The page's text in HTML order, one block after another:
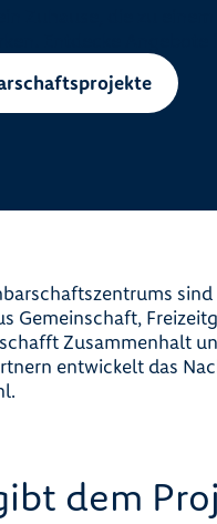
Gemeinschaft,
Zusammenhalt
entwickelt das
dem